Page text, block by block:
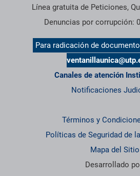
Línea gratuita de Peticiones,
Denuncias por corrupción:
Para radicación de
Canales de atención
Notificaciones
Términos y
Políticas de Seguridad de
Mapa del Sitio
Desarrollado